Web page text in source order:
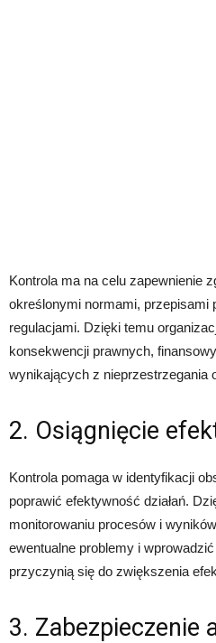
Kontrola ma na celu zapewnienie
określonymi normami, przepisami
regulacjami. Dzięki temu
konsekwencji prawnych,
wynikających z nieprzestrzegania
2. Osiągnięcie
Kontrola pomaga w identyfikacji
poprawić efektywność działań.
monitorowaniu procesów i
ewentualne problemy i
przyczynią się do zwiększenia
3. Zabezpieczenie